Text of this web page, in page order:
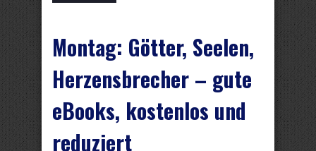
Montag: Götter, Seelen,
Herzensbrecher – gute
eBooks, kostenlos und
reduziert